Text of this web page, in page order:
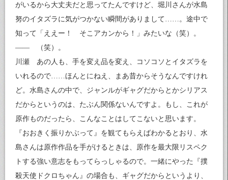
がいるから大丈夫だと思ってたんですけど、堀川さんが水島
努のイタズラに気がつかない瞬間がありまして……。途中で
知って「ええー！ そこアカンから！」みたいな（笑）。
—— （笑）。
川瀬 あの人も、手を変え品を変え、コソコソとイタズラを
いれるので……ほんとにねえ、まあ昔からそうなんですけれ
ど。水島さんの中で、ジャンルがギャグだからとかシリアス
だからというのは、たぶん関係ないんですよ。もし、これが
原作ものだったら、こんなことはしてこないと思います。
『おおきく振りかぶって』を観てもらえばわかるとおり、水
島さんは原作作品を手がけるときは、原作を最大限リスペク
トする強い意志をもってらっしゃるので。一緒にやった『撲
殺天使ドクロちゃん』の場合も、ギャグだからというより、